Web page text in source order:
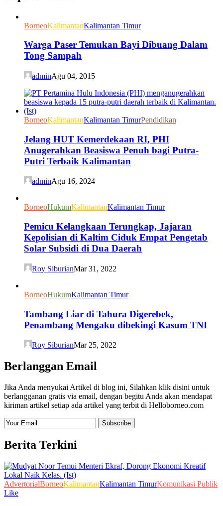
BorneoKalimantanKalimantan Timur
Warga Paser Temukan Bayi Dibuang Dalam
Tong Sampah
adminAgu 04, 2015
BorneoKalimantanKalimantan TimurPendidikan
Jelang HUT Kemerdekaan RI, PHI
Anugerahkan Beasiswa Penuh bagi Putra-
Putri Terbaik Kalimantan
adminAgu 16, 2024
BorneoHukumKalimantanKalimantan Timur
Pemicu Kelangkaan Terungkap, Jajaran
Kepolisian di Kaltim Ciduk Empat Pengetab
Solar Subsidi di Dua Daerah
Roy SiburianMar 31, 2022
BorneoHukumKalimantan Timur
Tambang Liar di Tahura Digerebek,
Penambang Mengaku dibekingi Kasum TNI
Roy SiburianMar 25, 2022
Berlanggan Email
Jika Anda menyukai Artikel di blog ini, Silahkan klik disini untuk
berlangganan gratis via email, dengan begitu Anda akan mendapat
kiriman artikel setiap ada artikel yang terbit di Helloborneo.com
Berita Terkini
AdvertorialBorneoKalimantanKalimantan TimurKomunikasi Publik
Like